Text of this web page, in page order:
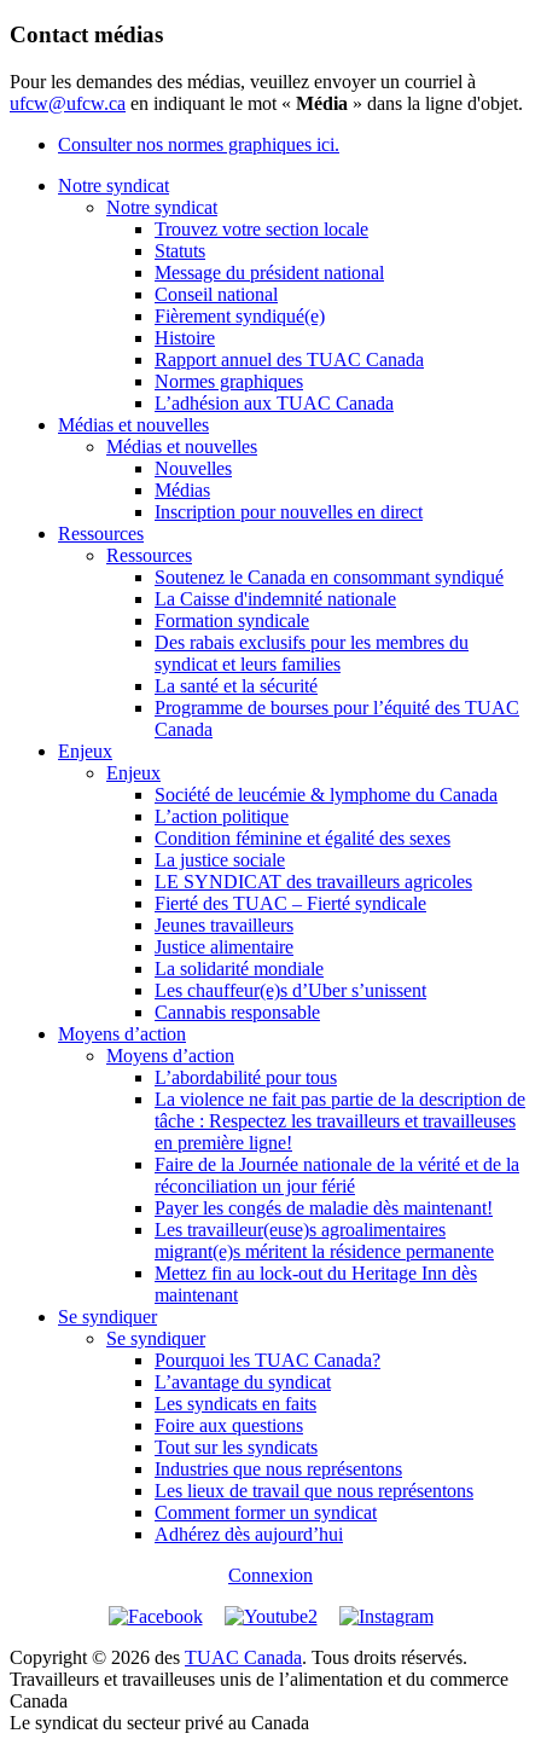
Contact médias
Pour les demandes des médias, veuillez envoyer un courriel à
ufcw@ufcw.ca en indiquant le mot « Média » dans la ligne d'objet.
Consulter nos normes graphiques ici.
Notre syndicat
Notre syndicat
Trouvez votre section locale
Statuts
Message du président national
Conseil national
Fièrement syndiqué(e)
Histoire
Rapport annuel des TUAC Canada
Normes graphiques
L’adhésion aux TUAC Canada
Médias et nouvelles
Médias et nouvelles
Nouvelles
Médias
Inscription pour nouvelles en direct
Ressources
Ressources
Soutenez le Canada en consommant syndiqué
La Caisse d'indemnité nationale
Formation syndicale
Des rabais exclusifs pour les membres du
syndicat et leurs families
La santé et la sécurité
Programme de bourses pour l’équité des TUAC
Canada
Enjeux
Enjeux
Société de leucémie & lymphome du Canada
L’action politique
Condition féminine et égalité des sexes
La justice sociale
LE SYNDICAT des travailleurs agricoles
Fierté des TUAC – Fierté syndicale
Jeunes travailleurs
Justice alimentaire
La solidarité mondiale
Les chauffeur(e)s d’Uber s’unissent
Cannabis responsable
Moyens d’action
Moyens d’action
L’abordabilité pour tous
La violence ne fait pas partie de la description de
tâche : Respectez les travailleurs et travailleuses
en première ligne!
Faire de la Journée nationale de la vérité et de la
réconciliation un jour férié
Payer les congés de maladie dès maintenant!
Les travailleur(euse)s agroalimentaires
migrant(e)s méritent la résidence permanente
Mettez fin au lock-out du Heritage Inn dès
maintenant
Se syndiquer
Se syndiquer
Pourquoi les TUAC Canada?
L’avantage du syndicat
Les syndicats en faits
Foire aux questions
Tout sur les syndicats
Industries que nous représentons
Les lieux de travail que nous représentons
Comment former un syndicat
Adhérez dès aujourd’hui
Connexion
Copyright © 2026 des TUAC Canada. Tous droits réservés.
Travailleurs et travailleuses unis de l’alimentation et du commerce
Canada
Le syndicat du secteur privé au Canada